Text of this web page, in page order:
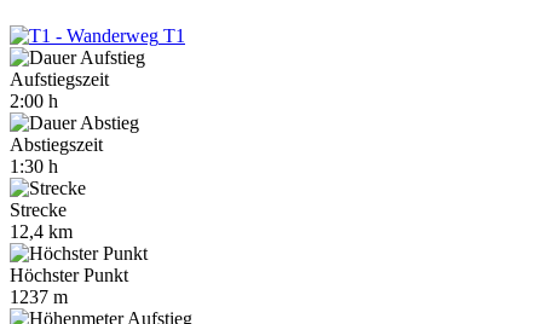
T1
Aufstiegszeit
2:00 h
Abstiegszeit
1:30 h
Strecke
12,4 km
Höchster Punkt
1237 m